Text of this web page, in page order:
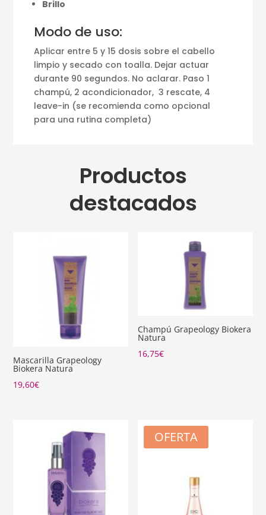
Brillo
Modo de uso:
Aplicar entre 5 y 15 dosis sobre el cabello
limpio y secado con toalla. Dejar actuar
durante 90 segundos. No aclarar. Paso 1
champú, 2 acondicionador, 3 rescate, 4
leave-in (se recomienda como opcional
para una rutina completa)
Productos
destacados
Mascarilla Grapeology
Biokera Natura
19,60€
Champú Grapeology Biokera
Natura
16,75€
OFERTA